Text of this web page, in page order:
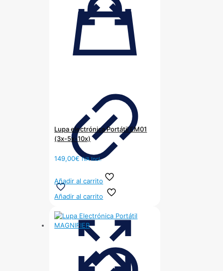
Lupa electrónica Portátil EM01
(3x-5x-10x)
149,00€ IVA Incl.
Añadir al carrito
Añadir al carrito